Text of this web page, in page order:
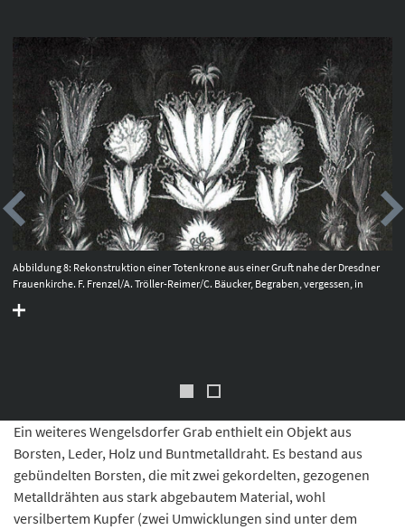
Abbildung 8: Rekonstruktion einer Totenkrone aus einer Gruft nahe der Dresdner
Frauenkirche. F. Frenzel/A. Tröller-Reimer/C. Bäucker, Begraben, vergessen, in
Freistaat Sachsen 3, 1995, 228.
Ein weiteres Wengelsdorfer Grab enthielt ein Objekt aus
Borsten, Leder, Holz und Buntmetalldraht. Es bestand aus
gebündelten Borsten, die mit zwei gekordelten, gezogenen
Metalldrähten aus stark abgebautem Material, wohl
versilbertem Kupfer (zwei Umwicklungen sind unter dem